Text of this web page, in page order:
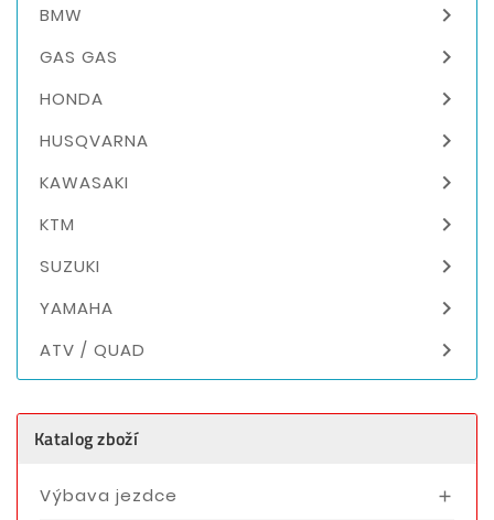
BMW 
GAS GAS 
HONDA 
HUSQVARNA 
KAWASAKI 
KTM 
SUZUKI 
YAMAHA 
ATV / QUAD 
Katalog zboží
Výbava jezdce 